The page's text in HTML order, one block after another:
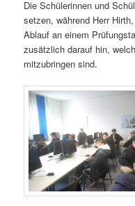
Die Schülerinnen und
setzen, während Herr
Ablauf an einem
zusätzlich darauf hin,
mitzubringen sind.